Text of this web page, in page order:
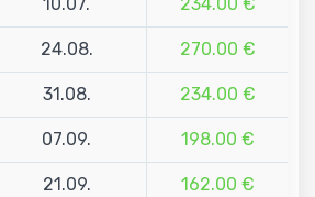
24.08. 270.00 €
31.08. 234.00 €
07.09. 198.00 €
21.09. 162.00 €